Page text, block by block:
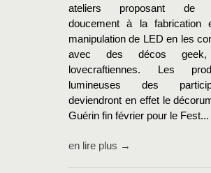
ateliers proposant de
doucement à la
manipulation de LED en les
avec des décos
lovecraftiennes. Les
lumineuses des
deviendront en effet le
Guérin fin février pour le Fest...
en lire plus →